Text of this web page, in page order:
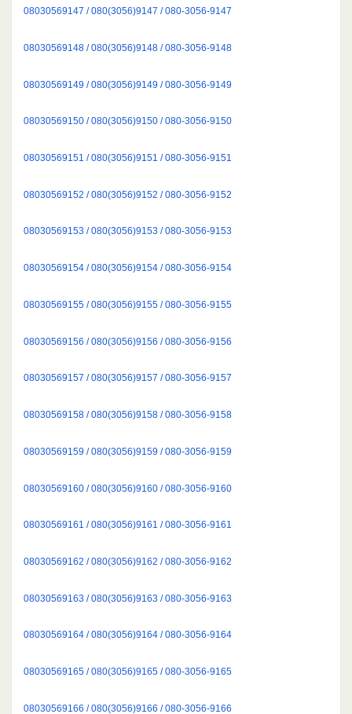
08030569147 / 080(3056)9147 / 080-3056-9147
08030569148 / 080(3056)9148 / 080-3056-9148
08030569149 / 080(3056)9149 / 080-3056-9149
08030569150 / 080(3056)9150 / 080-3056-9150
08030569151 / 080(3056)9151 / 080-3056-9151
08030569152 / 080(3056)9152 / 080-3056-9152
08030569153 / 080(3056)9153 / 080-3056-9153
08030569154 / 080(3056)9154 / 080-3056-9154
08030569155 / 080(3056)9155 / 080-3056-9155
08030569156 / 080(3056)9156 / 080-3056-9156
08030569157 / 080(3056)9157 / 080-3056-9157
08030569158 / 080(3056)9158 / 080-3056-9158
08030569159 / 080(3056)9159 / 080-3056-9159
08030569160 / 080(3056)9160 / 080-3056-9160
08030569161 / 080(3056)9161 / 080-3056-9161
08030569162 / 080(3056)9162 / 080-3056-9162
08030569163 / 080(3056)9163 / 080-3056-9163
08030569164 / 080(3056)9164 / 080-3056-9164
08030569165 / 080(3056)9165 / 080-3056-9165
08030569166 / 080(3056)9166 / 080-3056-9166